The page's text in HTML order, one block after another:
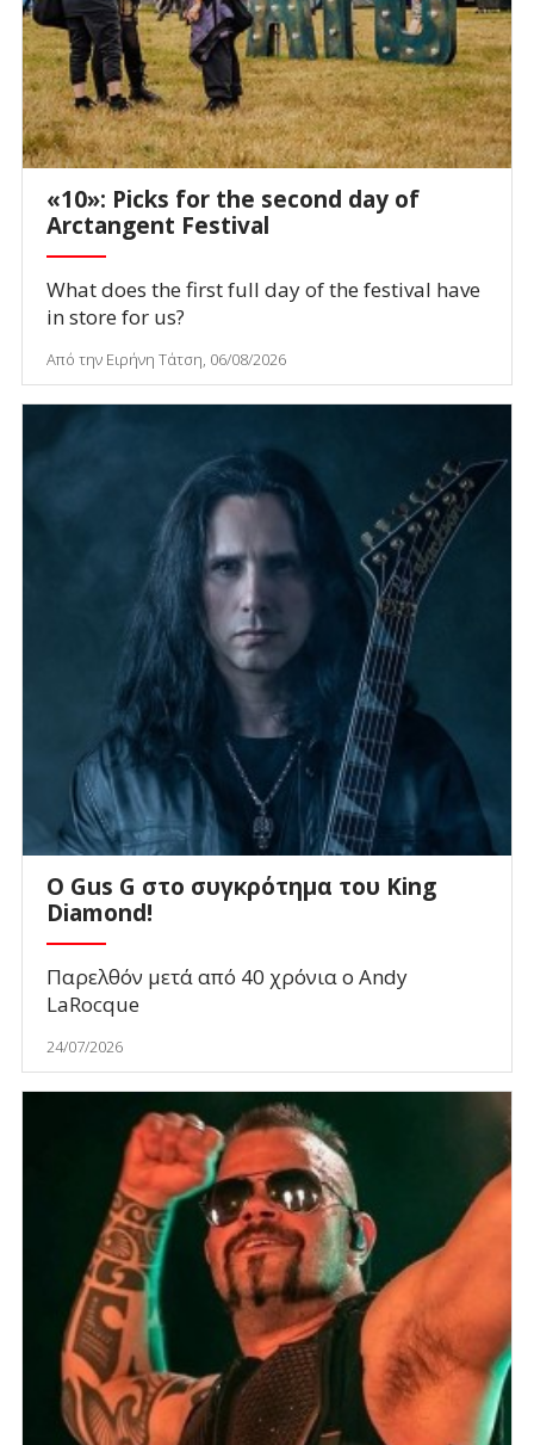
«10»: Picks for the second day of
Arctangent Festival
What does the first full day of the festival have
in store for us?
Από την Ειρήνη Τάτση, 06/08/2026
O Gus G στο συγκρότημα του King
Diamond!
Παρελθόν μετά από 40 χρόνια ο Andy
LaRocque
24/07/2026